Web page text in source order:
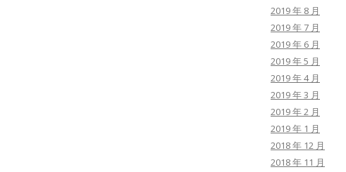
2019 年 8 月
2019 年 7 月
2019 年 6 月
2019 年 5 月
2019 年 4 月
2019 年 3 月
2019 年 2 月
2019 年 1 月
2018 年 12 月
2018 年 11 月